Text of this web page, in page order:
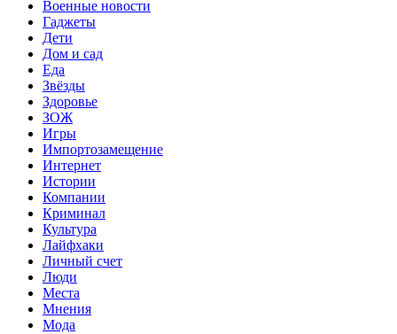
Военные новости
Гаджеты
Дети
Дом и сад
Еда
Звёзды
Здоровье
ЗОЖ
Игры
Импортозамещение
Интернет
Истории
Компании
Криминал
Культура
Лайфхаки
Личный счет
Люди
Места
Мнения
Мода